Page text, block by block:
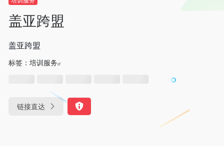
盖亚跨盟
盖亚跨盟
标签： 培训服务
链接直达